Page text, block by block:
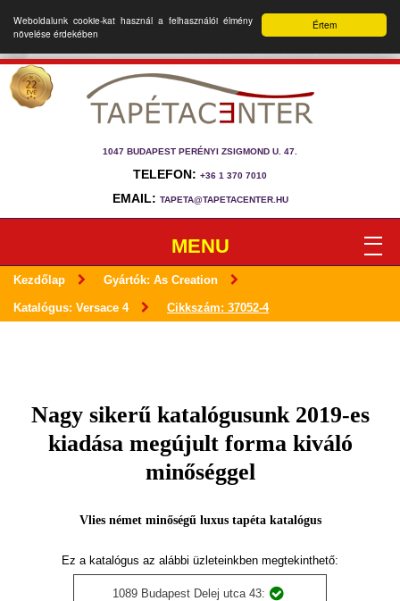
Értem
Weboldalunk cookie-kat használ a felhasználói élmény
növelése érdekében
1047 BUDAPEST PERÉNYI ZSIGMOND U. 47.
TELEFON: +36 1 370 7010
EMAIL: TAPETA@TAPETACENTER.HU
MENU
Kezdőlap Gyártók: As Creation
Katalógus: Versace 4 Cikkszám: 37052-4
Nagy sikerű katalógusunk 2019-es
kiadása megújult forma kiváló
minőséggel
Vlies német minőségű luxus tapéta katalógus
Ez a katalógus az alábbi üzleteinkben megtekinthető:
1089 Budapest Delej utca 43: